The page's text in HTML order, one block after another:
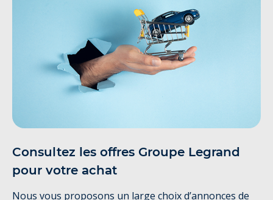
Consultez les offres Groupe Legrand
pour votre achat
Nous vous proposons un large choix d’annonces de